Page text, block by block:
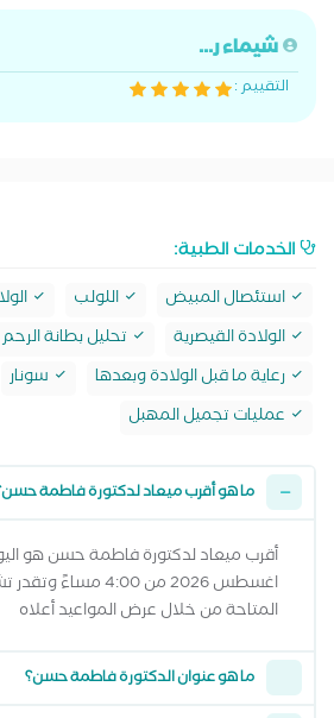
شيماء ر...
التقييم :
الخدمات الطبية:
استئصال المبيض اللولب
الولادة القيصرية
تحليل بطانة الرحم
رعاية ما قبل الولادة وبعدها
سونار
عمليات تجميل المهبل
ما هو أقرب ميعاد لدكتورة فاطمة
اغسطس 2026 من 4:00
المتاحة من خلال عرض المواعيد أعلاه
ما هو عنوان الدكتورة فاطمة حسن؟